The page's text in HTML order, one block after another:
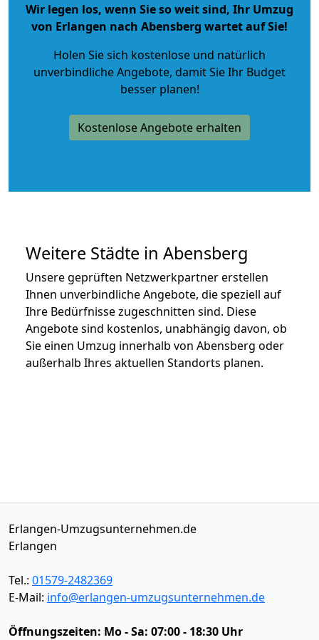
Wir legen los, wenn Sie so weit sind, Ihr Umzug
von Erlangen nach Abensberg wartet auf Sie!
Holen Sie sich kostenlose und natürlich
unverbindliche Angebote, damit Sie Ihr Budget
besser planen!
Kostenlose Angebote erhalten
Weitere Städte in Abensberg
Unsere geprüften Netzwerkpartner erstellen
Ihnen unverbindliche Angebote, die speziell auf
Ihre Bedürfnisse zugeschnitten sind. Diese
Angebote sind kostenlos, unabhängig davon, ob
Sie einen Umzug innerhalb von Abensberg oder
außerhalb Ihres aktuellen Standorts planen.
Erlangen-Umzugsunternehmen.de
Erlangen
Tel.: 01579-2482369
E-Mail: info@erlangen-umzugsunternehmen.de
Öffnungszeiten: Mo - Sa: 07:00 - 18:30 Uhr